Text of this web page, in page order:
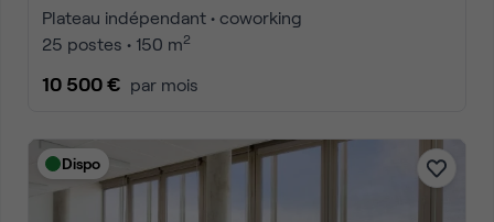
Plateau indépendant • coworking
25 postes • 150 m2
10 500 € par mois
Dispo